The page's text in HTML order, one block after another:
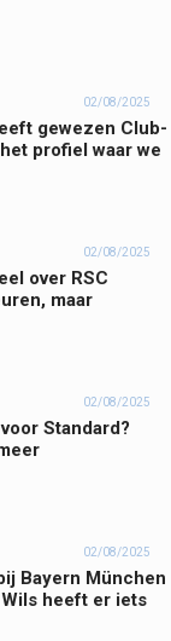
02/08/2025
gewezen Club-
profiel waar we
02/08/2025
over RSC
maar
02/08/2025
Standard?
02/08/2025
Bayern München
heeft er iets